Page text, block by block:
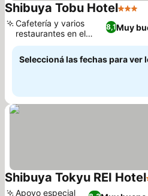
Shibuya Tobu Hotel3
8,1Muy
Cafetería y varios
restaurantes en el
hotel
Seleccioná las fechas para ver
Shibuya Tokyu REI Hotel
Apoyo especial